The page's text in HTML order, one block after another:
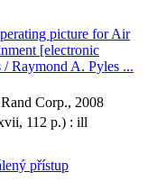
picture for Air
[electronic
/ Raymond A. Pyles ...
Corp., 2008
112 p.) : ill
přístup